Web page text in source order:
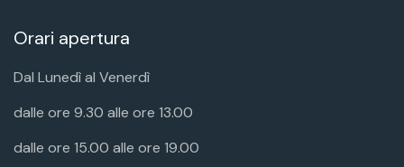
Orari apertura
Dal Lunedì al Venerdì
dalle ore 9.30 alle ore 13.00
dalle ore 15.00 alle ore 19.00